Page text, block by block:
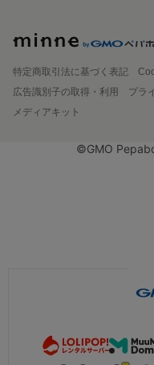
特定商取引法に基づく表記
広告識別子の取得・利用
プラ
メディアキット
©GMO